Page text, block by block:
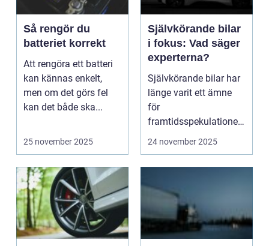
Så rengör du
batteriet korrekt
Att rengöra ett batteri
kan kännas enkelt,
men om det görs fel
kan det både ska...
25 november 2025
Självkörande bilar
i fokus: Vad säger
experterna?
Självkörande bilar har
länge varit ett ämne
för
framtidsspekulationer,
men ...
24 november 2025